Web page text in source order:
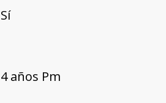
Sí
4 años Pm